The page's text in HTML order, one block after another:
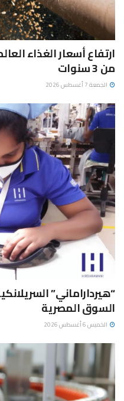
ارتفاع أسعار الغذاء
من 3 سنوات
الجمعة 7 أغسطس 2026
“هيرداراماني”
السوق المصرية
الخميس 6 أغسطس 2026